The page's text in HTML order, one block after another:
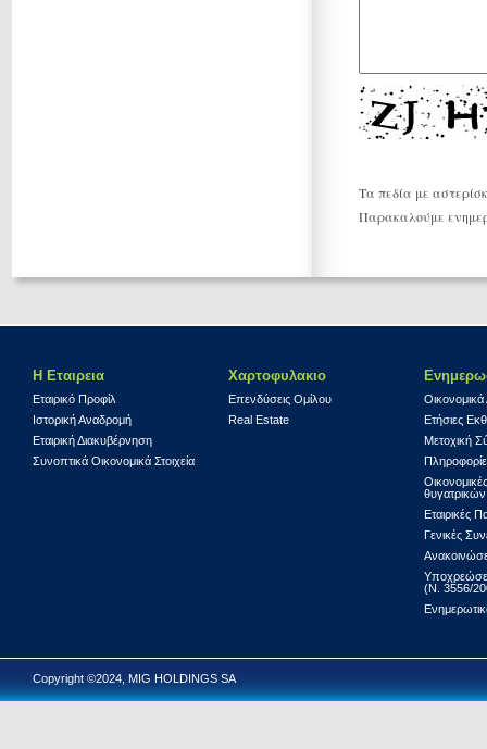
Τα πεδία με
Παρακαλούμε
Η Εταιρεια
Εταιρικό Προφίλ
Ιστορική Αναδρομή
Εταιρική Διακυβέρνηση
Συνοπτικά Οικονομικά Στοιχεία
Χαρτοφυλακιο
Επενδύσεις Ομίλου
Real Estate
Ετήσιες
Μετοχική
θυγατρικών
Εταιρικές
Γενικές
(Ν. 3556/
Copyright ©2024, MIG HOLDINGS SA